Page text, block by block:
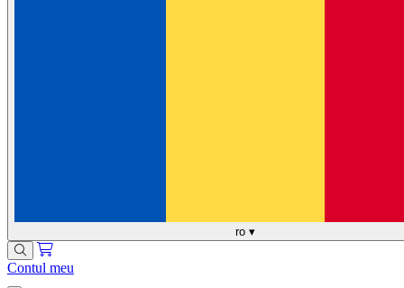
ro ▾
Contul meu